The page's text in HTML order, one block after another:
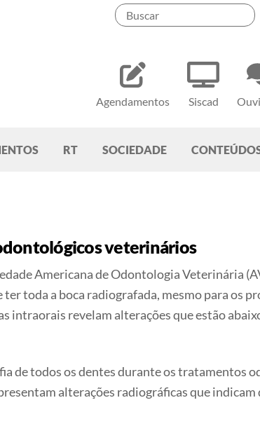
Agendamentos Siscad
RT SOCIEDADE
veterinários
Americana de Odontologia Veterinária
toda a boca radiografada, mesmo para os
revelam alterações que estão
de todos os dentes durante os tratamentos
alterações radiográficas que indicam